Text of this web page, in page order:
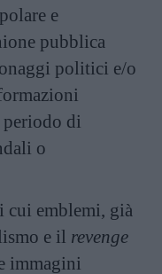
e
pubblica
politici e/o
periodo di
o
cui emblemi, già
e il revenge
immagini